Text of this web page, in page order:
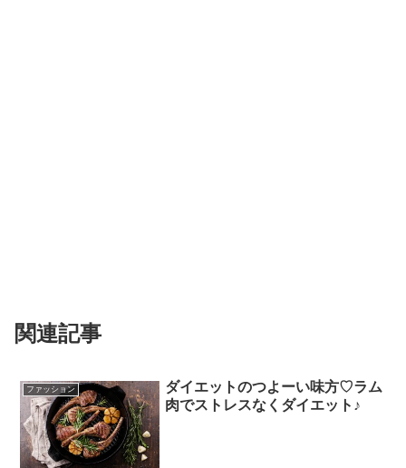
関連記事
ファッション
ダイエットのつよーい味方♡ラム
肉でストレスなくダイエット♪